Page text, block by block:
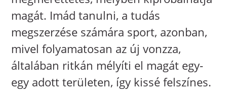
magát. Imád tanulni, a tudás
megszerzése számára sport, azonban,
mivel folyamatosan az új vonzza,
általában ritkán mélyíti el magát egy-
egy adott területen, így kissé felszínes.